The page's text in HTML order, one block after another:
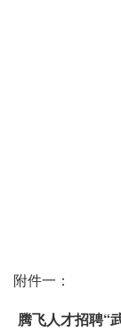
附件一：
腾飞人才招聘“